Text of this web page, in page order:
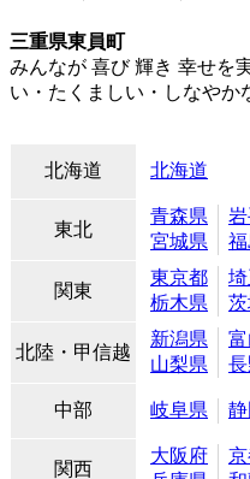
三重県東員町
みんなが 喜び 輝き 幸せを
い・たくましい・しなやか
北海道 北海道
東北
青森県
宮城県
関東
東京都
栃木県
北陸・甲信越
新潟県
山梨県
中部 岐阜県
関西
大阪府